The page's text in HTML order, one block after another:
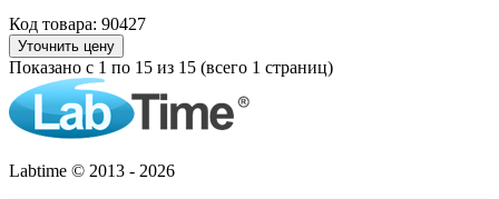
Код товара: 90427
Уточнить цену
Показано с 1 по 15 из 15 (всего 1 страниц)
Labtime © 2013 - 2026